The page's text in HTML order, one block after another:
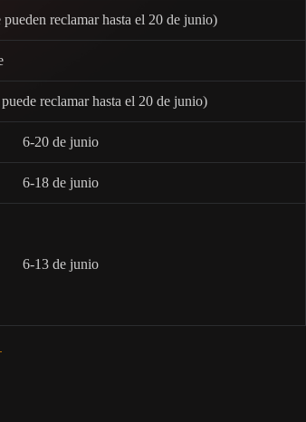
reclamar hasta el 20 de junio)
reclamar hasta el 20 de junio)
6-20 de junio
6-18 de junio
6-13 de junio